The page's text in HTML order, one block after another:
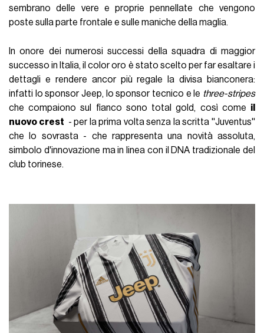
sembrano delle vere e proprie pennellate che vengono
poste sulla parte frontale e sulle maniche della maglia.
In onore dei numerosi successi della squadra di maggior
successo in Italia, il color oro è stato scelto per far esaltare i
dettagli e rendere ancor più regale la divisa bianconera:
infatti lo sponsor Jeep, lo sponsor tecnico e le three-stripes
che compaiono sul fianco sono total gold, così come il
nuovo crest - per la prima volta senza la scritta ''Juventus''
che lo sovrasta - che rappresenta una novità assoluta,
simbolo d'innovazione ma in linea con il DNA tradizionale del
club torinese.